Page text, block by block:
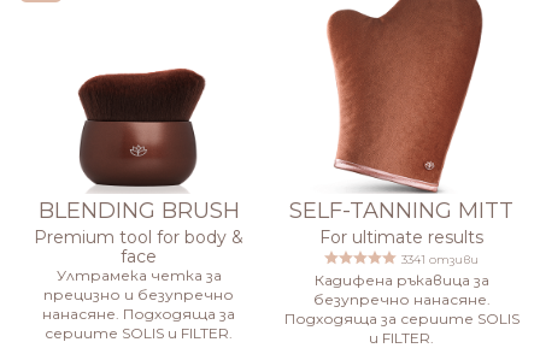
BLENDING BRUSH
Premium tool for body &
face
Ултрамека четка за
прецизно и безупречно
нанасяне. Подходяща за
сериите SOLIS и FILTER.
SELF-TANNING MITT
For ultimate results
3341 отзиви
Кадифена ръкавица за
безупречно нанасяне.
Подходяща за сериите SOLIS
и FILTER.